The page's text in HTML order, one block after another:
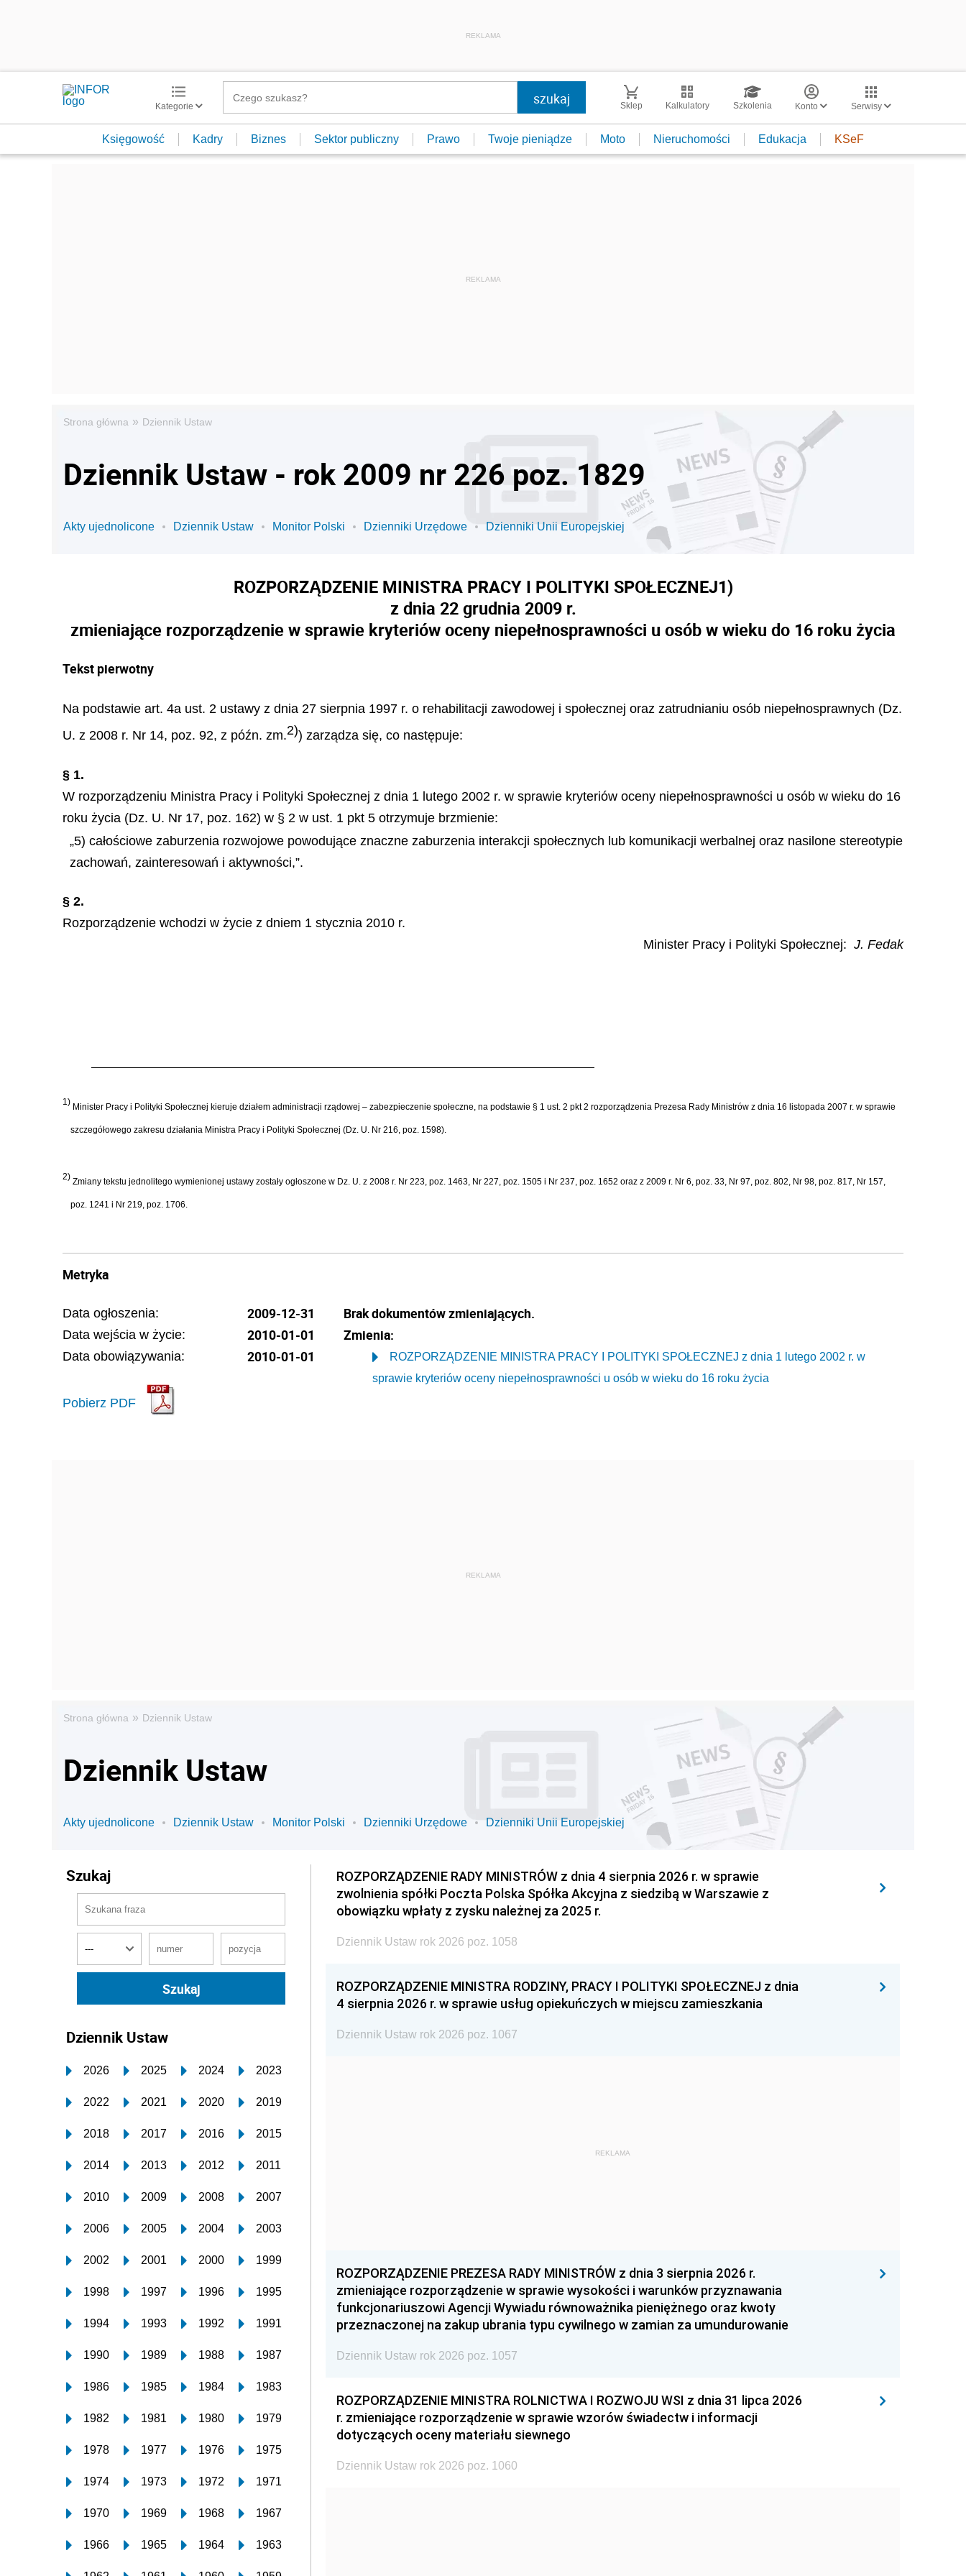
REKLAMA
Kategorie Sklep Kalkulatory Szkolenia Konto Serwisy
Księgowość Kadry Biznes Sektor publiczny Prawo Twoje pieniądze Moto Nieruchomości Edukacja KSeF
Strona główna » Dziennik Ustaw
Dziennik Ustaw - rok 2009 nr 226 poz. 1829
Akty ujednolicone Dziennik Ustaw Monitor Polski Dzienniki Urzędowe Dzienniki Unii Europejskiej
ROZPORZĄDZENIE MINISTRA PRACY I POLITYKI SPOŁECZNEJ1)
z dnia 22 grudnia 2009 r.
zmieniające rozporządzenie w sprawie kryteriów oceny niepełnosprawności u osób w wieku do 16 roku życia
Tekst pierwotny
Na podstawie art. 4a ust. 2 ustawy z dnia 27 sierpnia 1997 r. o rehabilitacji zawodowej i społecznej oraz zatrudnianiu osób niepełnosprawnych (Dz.
U. z 2008 r. Nr 14, poz. 92, z późn. zm.2)) zarządza się, co następuje:
§ 1.
W rozporządzeniu Ministra Pracy i Polityki Społecznej z dnia 1 lutego 2002 r. w sprawie kryteriów oceny niepełnosprawności u osób w wieku do 16
roku życia (Dz. U. Nr 17, poz. 162) w § 2 w ust. 1 pkt 5 otrzymuje brzmienie:
„5) całościowe zaburzenia rozwojowe powodujące znaczne zaburzenia interakcji społecznych lub komunikacji werbalnej oraz nasilone stereotypie
zachowań, zainteresowań i aktywności,”.
§ 2.
Rozporządzenie wchodzi w życie z dniem 1 stycznia 2010 r.
Minister Pracy i Polityki Społecznej: J. Fedak
1) Minister Pracy i Polityki Społecznej kieruje działem administracji rządowej – zabezpieczenie społeczne, na podstawie § 1 ust. 2 pkt 2 rozporządzenia Prezesa Rady Ministrów z dnia 16 listopada 2007 r. w sprawie
szczegółowego zakresu działania Ministra Pracy i Polityki Społecznej (Dz. U. Nr 216, poz. 1598).
2) Zmiany tekstu jednolitego wymienionej ustawy zostały ogłoszone w Dz. U. z 2008 r. Nr 223, poz. 1463, Nr 227, poz. 1505 i Nr 237, poz. 1652 oraz z 2009 r. Nr 6, poz. 33, Nr 97, poz. 802, Nr 98, poz. 817, Nr 157,
poz. 1241 i Nr 219, poz. 1706.
Metryka
Data ogłoszenia: 2009-12-31
Data wejścia w życie: 2010-01-01
Data obowiązywania: 2010-01-01
Pobierz PDF
Brak dokumentów zmieniających.
Zmienia:
ROZPORZĄDZENIE MINISTRA PRACY I POLITYKI SPOŁECZNEJ z dnia 1 lutego 2002 r. w
sprawie kryteriów oceny niepełnosprawności u osób w wieku do 16 roku życia
Strona główna » Dziennik Ustaw
Dziennik Ustaw
Akty ujednolicone Dziennik Ustaw Monitor Polski Dzienniki Urzędowe Dzienniki Unii Europejskiej
Szukaj
Dziennik Ustaw
2026 2025 2024 2023
2022 2021 2020 2019
2018 2017 2016 2015
2014 2013 2012 2011
2010 2009 2008 2007
2006 2005 2004 2003
2002 2001 2000 1999
1998 1997 1996 1995
1994 1993 1992 1991
1990 1989 1988 1987
1986 1985 1984 1983
1982 1981 1980 1979
1978 1977 1976 1975
1974 1973 1972 1971
1970 1969 1968 1967
1966 1965 1964 1963
ROZPORZĄDZENIE RADY MINISTRÓW z dnia 4 sierpnia 2026 r. w sprawie
zwolnienia spółki Poczta Polska Spółka Akcyjna z siedzibą w Warszawie z
obowiązku wpłaty z zysku należnej za 2025 r.
Dziennik Ustaw rok 2026 poz. 1058
ROZPORZĄDZENIE MINISTRA RODZINY, PRACY I POLITYKI SPOŁECZNEJ z dnia
4 sierpnia 2026 r. w sprawie usług opiekuńczych w miejscu zamieszkania
Dziennik Ustaw rok 2026 poz. 1067
REKLAMA
ROZPORZĄDZENIE PREZESA RADY MINISTRÓW z dnia 3 sierpnia 2026 r.
zmieniające rozporządzenie w sprawie wysokości i warunków przyznawania
funkcjonariuszowi Agencji Wywiadu równoważnika pieniężnego oraz kwoty
przeznaczonej na zakup ubrania typu cywilnego w zamian za umundurowanie
Dziennik Ustaw rok 2026 poz. 1057
ROZPORZĄDZENIE MINISTRA ROLNICTWA I ROZWOJU WSI z dnia 31 lipca 2026
r. zmieniające rozporządzenie w sprawie wzorów świadectw i informacji
dotyczących oceny materiału siewnego
Dziennik Ustaw rok 2026 poz. 1060